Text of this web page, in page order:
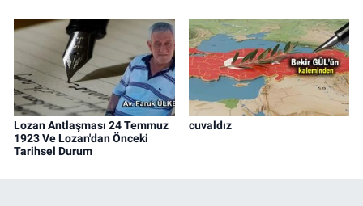
Lozan Antlaşması 24 Temmuz
1923 Ve Lozan'dan Önceki
Tarihsel Durum
cuvaldız